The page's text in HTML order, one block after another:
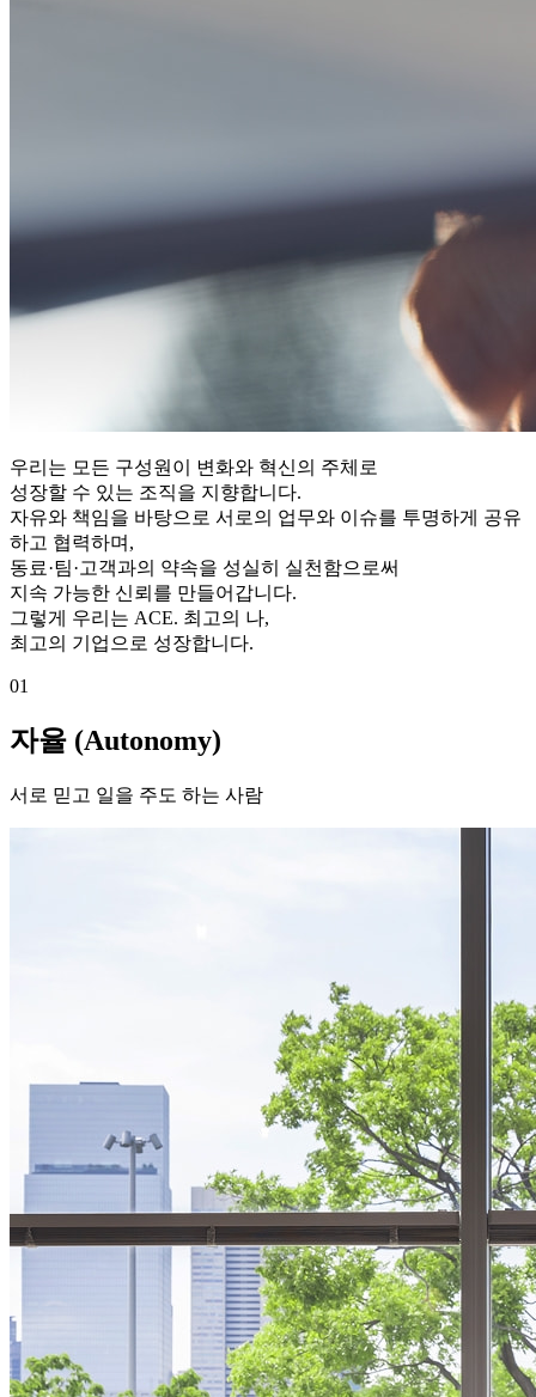
우리는 모든 구성원이 변화와 혁신의 주체로
성장할 수 있는 조직을 지향합니다.
자유와 책임을 바탕으로 서로의 업무와 이슈를 투명하게 공유
하고 협력하며,
동료·팀·고객과의 약속을 성실히 실천함으로써
지속 가능한 신뢰를 만들어갑니다.
그렇게 우리는 ACE. 최고의 나,
최고의 기업으로 성장합니다.
01
자율 (Autonomy)
서로 믿고 일을 주도 하는 사람